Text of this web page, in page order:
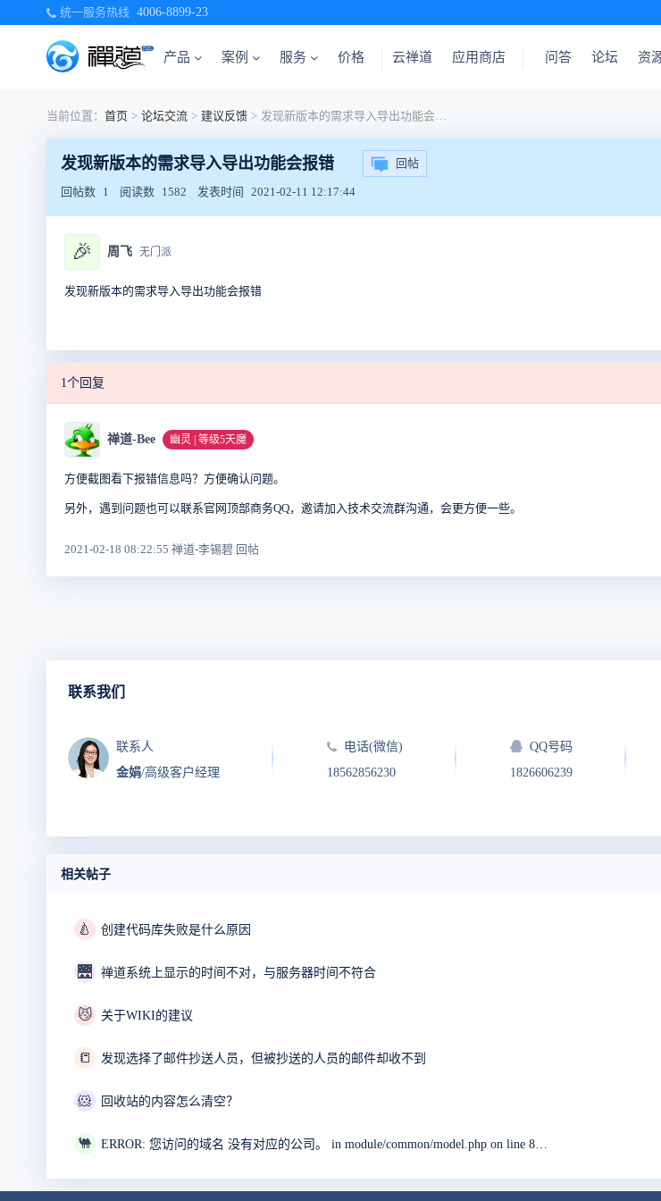
统一服务热线 4006-8899-23
产品 案例 服务 价格 云禅道 应用商店 问答 论坛 资
当前位置： 首页 > 论坛交流 > 建议反馈 > 发现新版本的需求导入导出功能会报错
发现新版本的需求导入导出功能会报错 回帖
回帖数 1 阅读数 1582 发表时间 2021-02-11 12:17:44
🎉 周飞 无门派
发现新版本的需求导入导出功能会报错
1个回复
禅道-Bee 幽灵 | 等级5天魔
方便截图看下报错信息吗？方便确认问题。
另外，遇到问题也可以联系官网顶部商务QQ，邀请加入技术交流群沟通，会更方便一些。
2021-02-18 08:22:55 禅道-李锡碧 回帖
联系我们
联系人
金娟/高级客户经理
电话(微信)
18562856230
QQ号码
1826606239
相关帖子
🍐 创建代码库失败是什么原因
🌉 禅道系统上显示的时间不对，与服务器时间不符合
😼 关于WIKI的建议
📒 发现选择了邮件抄送人员，但被抄送的人员的邮件却收不到
🐹 回收站的内容怎么清空？
🐫 ERROR: 您访问的域名 没有对应的公司。 in module/common/model.php on line 82, last called by module/common/model.php on line 28 through function setCompany. in framework/base/router.class.php on line 1932 when visiting